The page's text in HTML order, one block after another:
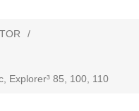
/
Explorer³ 85, 100, 110